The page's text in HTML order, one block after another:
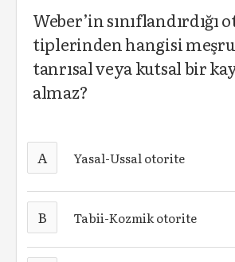
Weber’in sınıflandırdığı
tiplerinden hangisi
tanrısal veya kutsal bir
almaz?
A Yasal-Ussal otorite
B Tabii-Kozmik otorite